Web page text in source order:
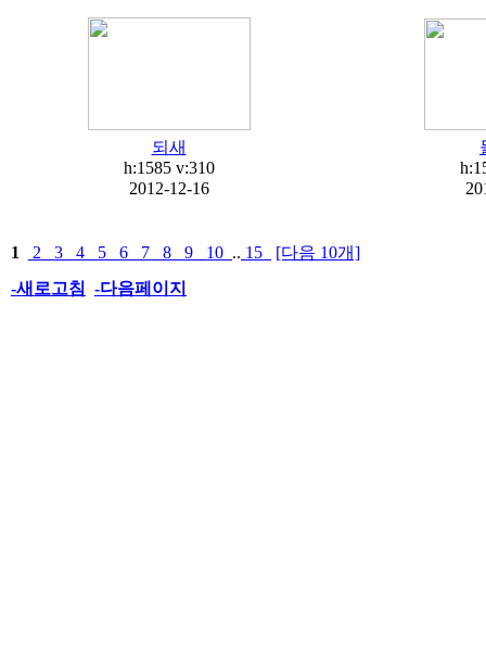
되새
h:1585 v:310
2012-12-16
1 2 3 4 5 6 7 8 9 10 .. 15
[다음 10개]
-새로고침 -다음페이지